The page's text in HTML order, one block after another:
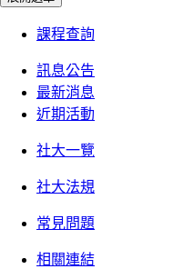
課程查詢
訊息公告
最新消息
近期活動
社大一覽
社大法規
常見問題
相關連結